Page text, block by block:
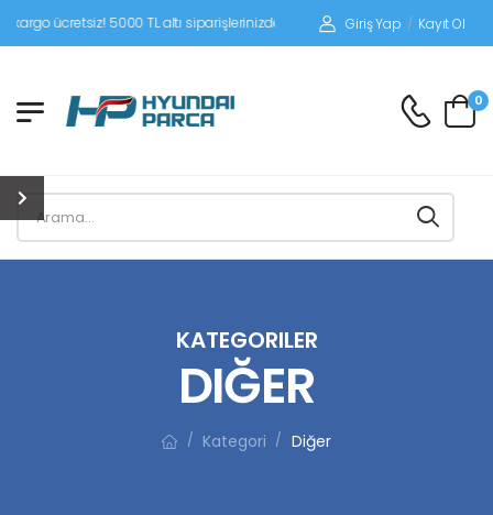
5000 TL altı siparişlerinizde siparişleriniz alıcı ödemeli gönderilir.
Giriş Yap / Kayıt Ol
0
KATEGORILER
DIĞER
/ Kategori / Diğer